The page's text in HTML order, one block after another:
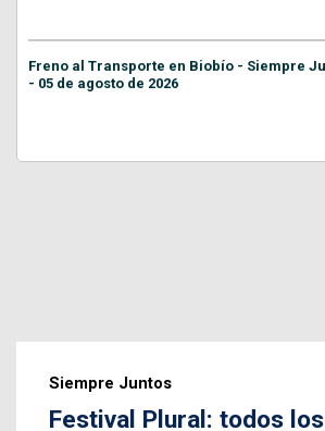
Freno al Transporte en Biobío - Siempre
- 05 de agosto de 2026
Siempre Juntos
Festival Plural: todos